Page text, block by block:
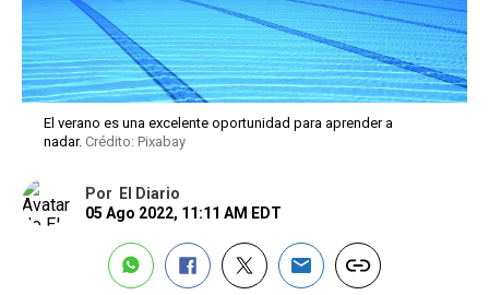
El verano es una excelente oportunidad para aprender a
nadar. Crédito: Pixabay
Por
El Diario
05 Ago 2022, 11:11 AM EDT